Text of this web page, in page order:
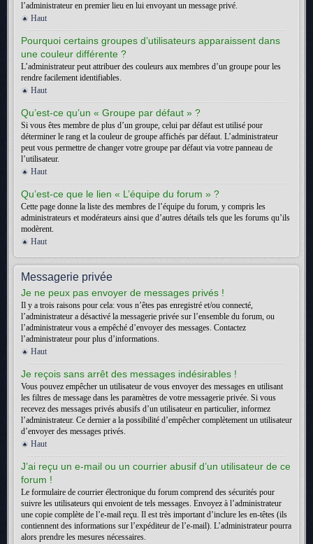
l’administrateur en premier lieu en lui envoyant un message privé.
Haut
Pourquoi certains groupes d’utilisateurs apparaissent dans
une couleur différente ?
L’administrateur peut attribuer des couleurs aux membres d’un groupe pour les
rendre facilement identifiables.
Haut
Qu’est-ce qu’un « Groupe par défaut » ?
Si vous êtes membre de plus d’un groupe, celui par défaut est utilisé pour
déterminer le rang et la couleur de groupe affichés par défaut. L’administrateur
peut vous permettre de changer votre groupe par défaut via votre panneau de
l’utilisateur.
Haut
Qu’est-ce que le lien « L’équipe du forum » ?
Cette page donne la liste des membres de l’équipe du forum, y compris les
administrateurs et modérateurs ainsi que d’autres détails tels que les forums qu’ils
modèrent.
Haut
Messagerie privée
Je ne peux pas envoyer de messages privés !
Il y a trois raisons pour cela: vous n’êtes pas enregistré et/ou connecté,
l’administrateur a désactivé la messagerie privée sur l’ensemble du forum, ou
l’administrateur vous a empêché d’envoyer des messages. Contactez
l’administrateur pour plus d’informations.
Haut
Je reçois sans arrêt des messages indésirables !
Vous pouvez empêcher un utilisateur de vous envoyer des messages en utilisant
les filtres de message dans les paramètres de votre messagerie privée. Si vous
recevez des messages privés abusifs d’un utilisateur en particulier, informez
l’administrateur. Ce dernier a la possibilité d’empêcher complètement un utilisateur
d’envoyer des messages privés.
Haut
J’ai reçu un e-mail ou un courrier abusif d’un utilisateur de ce
forum !
Le formulaire de courrier électronique du forum comprend des sécurités pour
suivre les utilisateurs qui envoient de tels messages. Envoyez à l’administrateur
une copie complète de l’e-mail reçu. Il est très important d’inclure les en-têtes (ils
contiennent des informations sur l’expéditeur de l’e-mail). L’administrateur pourra
alors prendre les mesures nécessaires.